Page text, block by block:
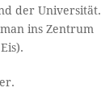
der Universität.
ins Zentrum